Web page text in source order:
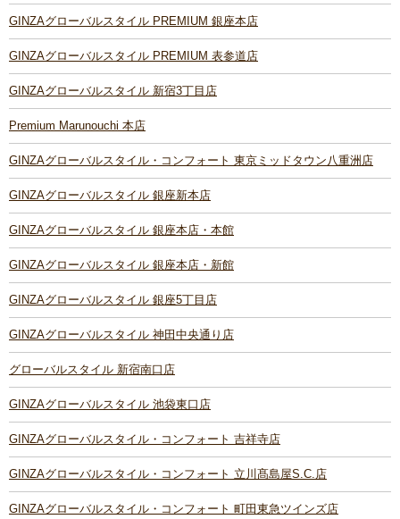
GINZAグローバルスタイル PREMIUM 銀座本店
GINZAグローバルスタイル PREMIUM 表参道店
GINZAグローバルスタイル 新宿3丁目店
Premium Marunouchi 本店
GINZAグローバルスタイル・コンフォート 東京ミッドタウン八重洲店
GINZAグローバルスタイル 銀座新本店
GINZAグローバルスタイル 銀座本店・本館
GINZAグローバルスタイル 銀座本店・新館
GINZAグローバルスタイル 銀座5丁目店
GINZAグローバルスタイル 神田中央通り店
グローバルスタイル 新宿南口店
GINZAグローバルスタイル 池袋東口店
GINZAグローバルスタイル・コンフォート 吉祥寺店
GINZAグローバルスタイル・コンフォート 立川髙島屋S.C.店
GINZAグローバルスタイル・コンフォート 町田東急ツインズ店